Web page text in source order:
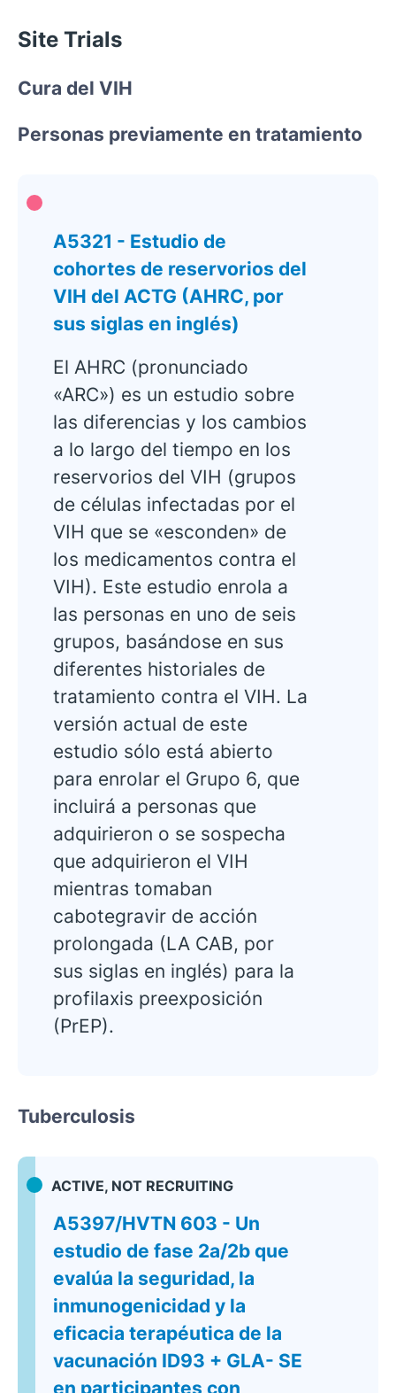
Site Trials
Cura del VIH
Personas previamente en tratamiento
A5321 - Estudio de
cohortes de reservorios del
VIH del ACTG (AHRC, por
sus siglas en inglés)
El AHRC (pronunciado
«ARC») es un estudio sobre
las diferencias y los cambios
a lo largo del tiempo en los
reservorios del VIH (grupos
de células infectadas por el
VIH que se «esconden» de
los medicamentos contra el
VIH). Este estudio enrola a
las personas en uno de seis
grupos, basándose en sus
diferentes historiales de
tratamiento contra el VIH. La
versión actual de este
estudio sólo está abierto
para enrolar el Grupo 6, que
incluirá a personas que
adquirieron o se sospecha
que adquirieron el VIH
mientras tomaban
cabotegravir de acción
prolongada (LA CAB, por
sus siglas en inglés) para la
profilaxis preexposición
(PrEP).
Tuberculosis
ACTIVE, NOT RECRUITING
A5397/HVTN 603 - Un
estudio de fase 2a/2b que
evalúa la seguridad, la
inmunogenicidad y la
eficacia terapéutica de la
vacunación ID93 + GLA- SE
en participantes con